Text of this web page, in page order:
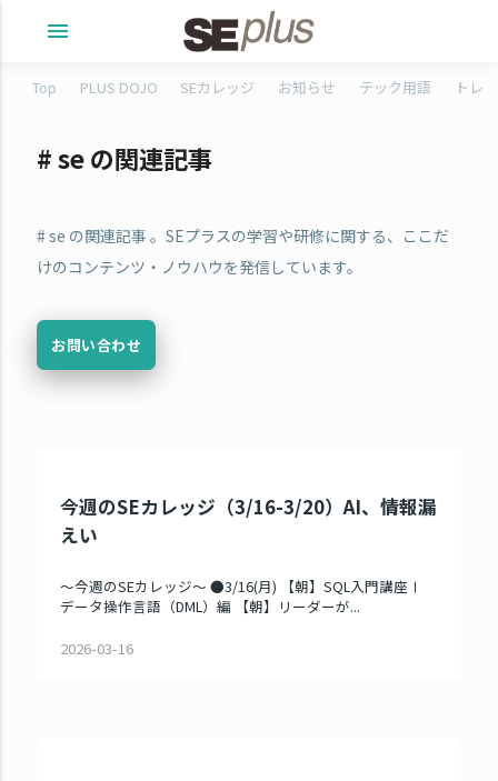
menu
Top PLUS DOJO SEカレッジ お知らせ テック用語 トレ
# se の関連記事
# se の関連記事 。SEプラスの学習や研修に関する、ここだ
けのコンテンツ・ノウハウを発信しています。
お問い合わせ
今週のSEカレッジ（3/16-3/20）AI、情報漏
えい
～今週のSEカレッジ～ ●3/16(月) 【朝】SQL入門講座Ⅰ
データ操作言語（DML）編 【朝】リーダーが...
2026-03-16